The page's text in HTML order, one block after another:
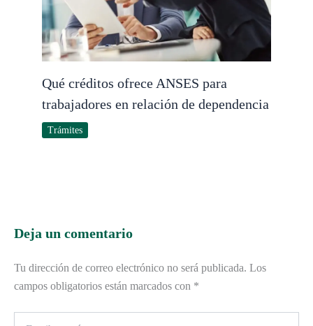
Qué créditos ofrece ANSES para
trabajadores en relación de dependencia
Trámites
Deja un comentario
Tu dirección de correo electrónico no será publicada. Los
campos obligatorios están marcados con *